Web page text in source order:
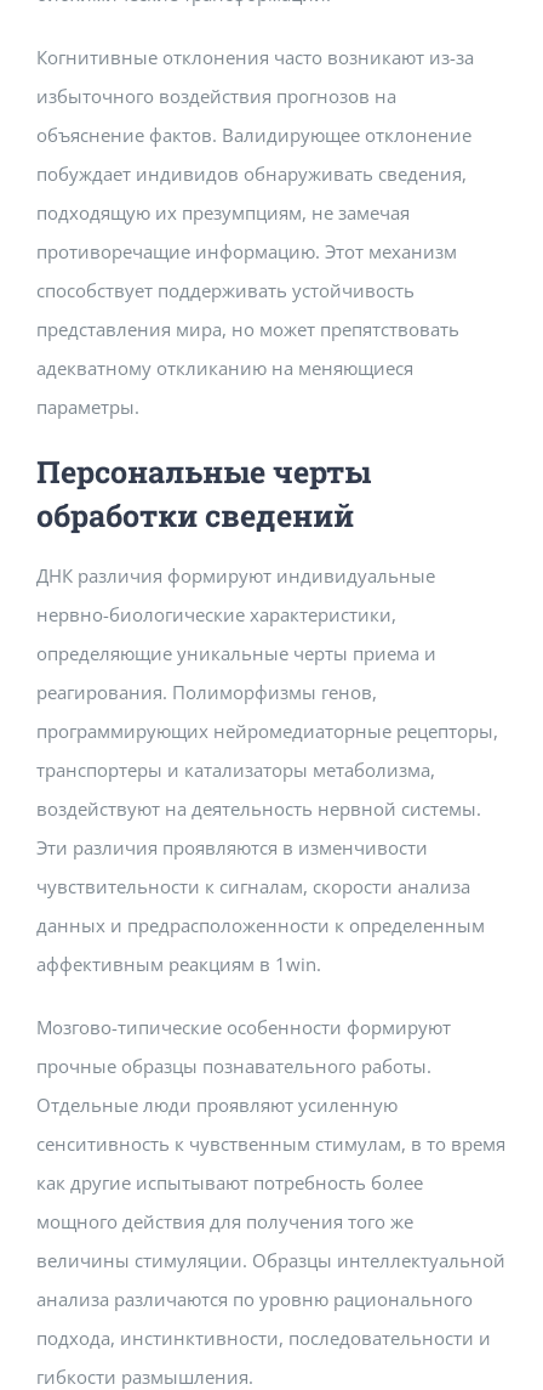
Когнитивные отклонения часто возникают из-за
избыточного воздействия прогнозов на
объяснение фактов. Валидирующее отклонение
побуждает индивидов обнаруживать сведения,
подходящую их презумпциям, не замечая
противоречащие информацию. Этот механизм
способствует поддерживать устойчивость
представления мира, но может препятствовать
адекватному откликанию на меняющиеся
параметры.
Персональные черты
обработки сведений
ДНК различия формируют индивидуальные
нервно-биологические характеристики,
определяющие уникальные черты приема и
реагирования. Полиморфизмы генов,
программирующих нейромедиаторные рецепторы,
транспортеры и катализаторы метаболизма,
воздействуют на деятельность нервной системы.
Эти различия проявляются в изменчивости
чувствительности к сигналам, скорости анализа
данных и предрасположенности к определенным
аффективным реакциям в 1win.
Мозгово-типические особенности формируют
прочные образцы познавательного работы.
Отдельные люди проявляют усиленную
сенситивность к чувственным стимулам, в то время
как другие испытывают потребность более
мощного действия для получения того же
величины стимуляции. Образцы интеллектуальной
анализа различаются по уровню рационального
подхода, инстинктивности, последовательности и
гибкости размышления.